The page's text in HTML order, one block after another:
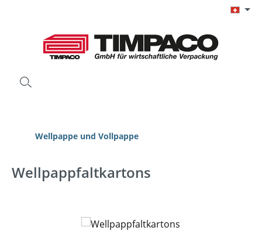
Wellpappe und Vollpappe
Wellpappfaltkartons
Bildergalerie überspringen